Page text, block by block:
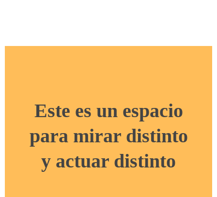
Este es un espacio
para mirar distinto
y actuar distinto